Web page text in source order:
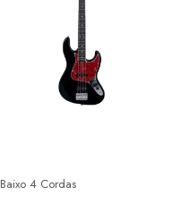
Baixo 4 Cordas